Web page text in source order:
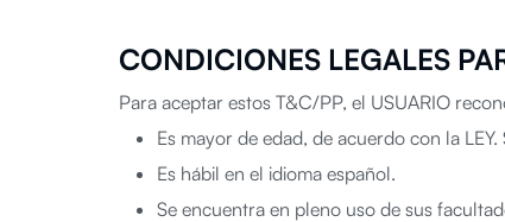
CONDICIONES LEGALES
Para aceptar estos T&C/PP, el USUARIO
Es mayor de edad, de acuerdo con la
Es hábil en el idioma español.
Se encuentra en pleno uso de sus